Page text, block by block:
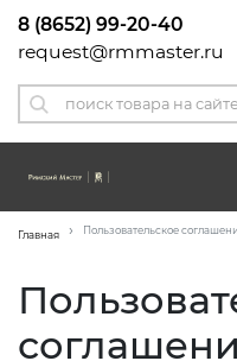
8 (8652) 99-20-40
request@rmmaster.ru
Главная Пользовательское